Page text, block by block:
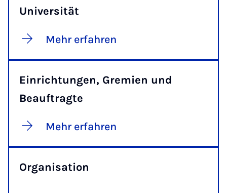
Universität
Mehr erfahren
Einrichtungen, Gremien und
Beauftragte
Mehr erfahren
Organisation